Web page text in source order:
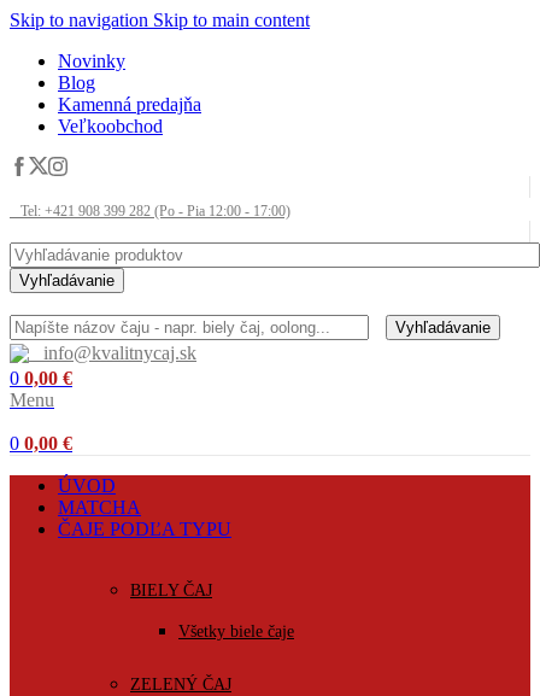
Skip to navigation Skip to main content
Novinky
Blog
Kamenná predajňa
Veľkoobchod
Tel: +421 908 399 282 (Po - Pia 12:00 - 17:00)
Vyhľadávanie
Vyhľadávanie
info@kvalitnycaj.sk
0 0,00 €
Menu
0 0,00 €
ÚVOD
MATCHA
ČAJE PODĽA TYPU
BIELY ČAJ
Všetky biele čaje
ZELENÝ ČAJ